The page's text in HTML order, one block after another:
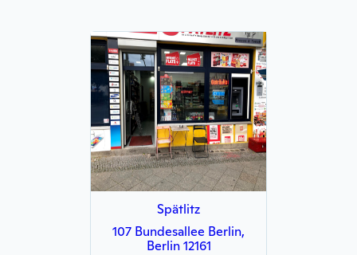
Spätlitz
107 Bundesallee Berlin,
Berlin 12161